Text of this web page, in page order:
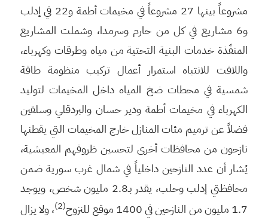
مشروعاً بينها 27 مشروعاً في مخيمات أطمة و22 في إدلب
و6 مشاريع في كل من حارم وسرمدا، وشملت المشاريع
المنفّذة خدمات البنية التحتية من مياه وطرقات وكهرباء،
واللافت للانتباه استمرار أعمال تركيب منظومة طاقة
شمسية في محطات ضخ المياه داخل المخيمات لتوليد
الكهرباء في مخيمات أطمة ودير حسان والبردقلي وسلقين
فضلاً عن ترميم مئات المنازل خارج المخيمات التي يقطنها
نازحون من محافظات أخرى لتحسين ظروفهم المعيشية،
يُشار أن عدد النازحين داخلياً في شمال غرب سورية ضمن
محافظتي إدلب وحلب، يقدر بـ2.8 مليون شخص، ويوجد
1.7 مليون من النازحين في 1400 موقع للنزوح
(2)
، ولا يزال